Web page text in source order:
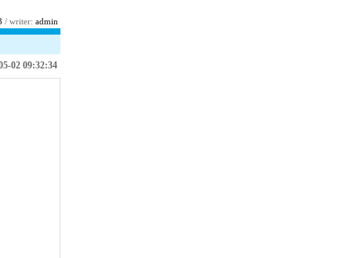
/ writer: admin
02 09:32:34